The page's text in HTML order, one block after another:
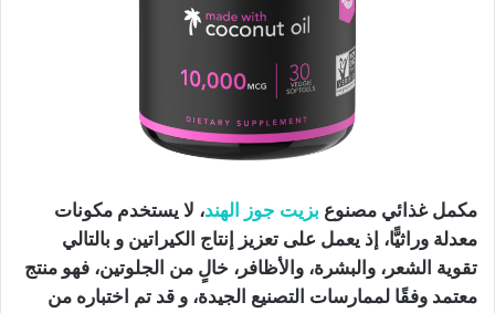
مكمل غذائي مصنوع بزيت جوز الهند، لا يستخدم مكونات
معدلة وراثيًّا، إذ يعمل على تعزيز إنتاج الكيراتين و بالتالي
تقوية الشعر، والبشرة، والأظافر، خالٍ من الجلوتين، فهو منتج
معتمد وفقًا لممارسات التصنيع الجيدة، و قد تم اختباره من